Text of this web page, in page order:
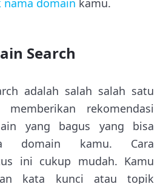
domain kamu.
Search
adalah salah salah satu
rekomendasi
yang bagus yang bisa
domain kamu. Cara
ini cukup mudah. Kamu
kata kunci atau topik